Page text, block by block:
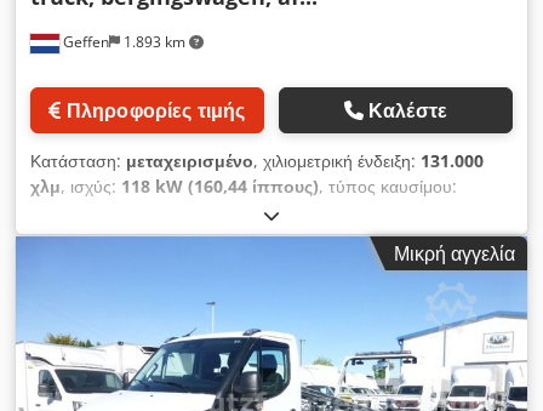
προβολέας εργασίας LED, άγκιστρο ρυμούλκησης 3,5T /
βαμμένες πλευρικές επενδύσεις. Το όχημα υπόκειται σε
διαφορική φορολογία σύμφωνα με το άρθρο 25a του νόμου
Επιφυλάσσεται το δικαίωμα αλλαγών, τυπογραφικών λαθών
και ενδιάμεσης πώλησης! Όλες οι πληροφορίες είναι
ενδεικτικές. Παρόλο που υπάρχουν έλεγχοι, δεν μπορεί να
αποκλειστεί η πιθανότητα απόκλισης του οχήματος (π.χ. όσον
αφορά τα τεχνικά χαρακτηριστικά, τον εξοπλισμό, το υλικό και
την εξωτερική εμφάνιση) από την περιγραφή που αναφέρεται
παραπάνω, γι' αυτό επισημαίνουμε ότι το αντικείμενο της
σύμβασης είναι αποκλειστικά το μηχανοκίνητο όχημα στην
πραγματική του κατάσταση.
Geffen 1.893 km
Πληροφορίες τιμής Καλέστε
Κατάσταση: μεταχειρισμένο, χιλιομετρική ένδειξη: 131.000
χλμ, ισχύς: 118 kW (160,44 ίππους), τύπος καυσίμου:
μηχανικός
Euro 6, χρώμα:κίτρινο, Έτος κατασκευής:2021, Έτος
κατασκευής: 2021 Καμπίνα: διπλή ΦΠΑ/Διαφοροποιημένη
φορολόγηση: Εκπιπτόμενος ΦΠΑ = Επιπλέον επιλογές και
εξοπλισμός = - Αερανάρτηση πίσω = Σημειώσεις = 6 θέσεις
Υδραυλικά PTO Codpeznt Nxefx Al Toha Σαν καινούργιο
Μικρή αγγελία